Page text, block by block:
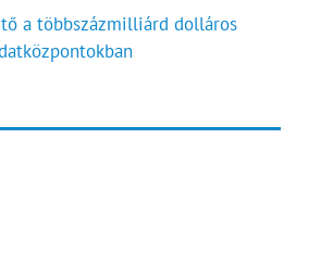
a többszázmilliárd dolláros